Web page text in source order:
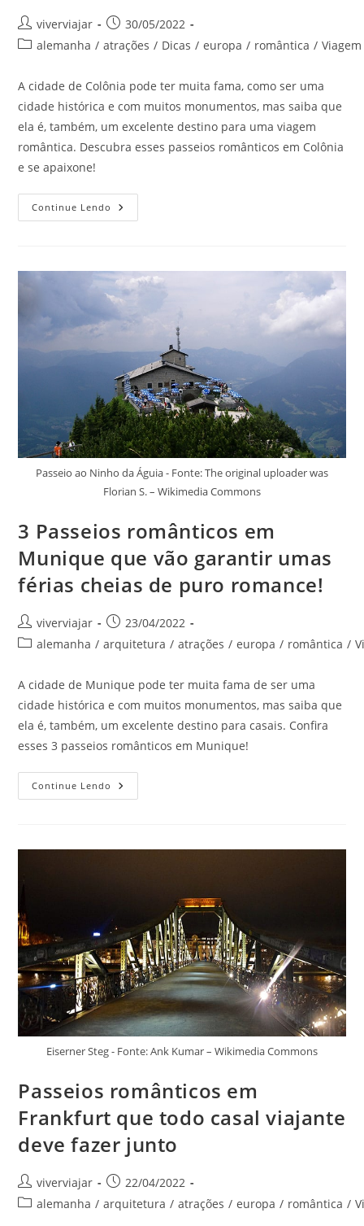
Autor
do
viverviajar
Post
publicado:
30/05/2022
Categoria
post:
alemanha / atrações / Dicas / europa / romântica / Viagem
A cidade de Colônia pode ter muita fama, como ser uma
cidade histórica e com muitos monumentos, mas saiba que
ela é, também, um excelente destino para uma viagem
romântica. Descubra esses passeios românticos em Colônia
e se apaixone!
Continue Lendo Passeios
Românticos
A
Alemanha
Com
Diversão
E
Bem
Acompanhado
Passeio ao Ninho da Águia - Fonte: The original uploader was
Florian S. – Wikimedia Commons
3 Passeios românticos em
Munique que vão garantir umas
férias cheias de puro romance!
Autor
do
viverviajar
Post
publicado:
23/04/2022
Categoria
post:
alemanha / arquitetura / atrações / europa / romântica /
A cidade de Munique pode ter muita fama de ser uma
cidade histórica e com muitos monumentos, mas saiba que
ela é, também, um excelente destino para casais. Confira
esses 3 passeios românticos em Munique!
Continue Lendo
Passeios
Vão
Puro
Romance!
Eiserner Steg - Fonte: Ank Kumar – Wikimedia Commons
Passeios românticos em
Frankfurt que todo casal viajante
deve fazer junto
Autor
do
viverviajar
Post
publicado:
22/04/2022
Categoria
alemanha / arquitetura / atrações / europa / romântica /